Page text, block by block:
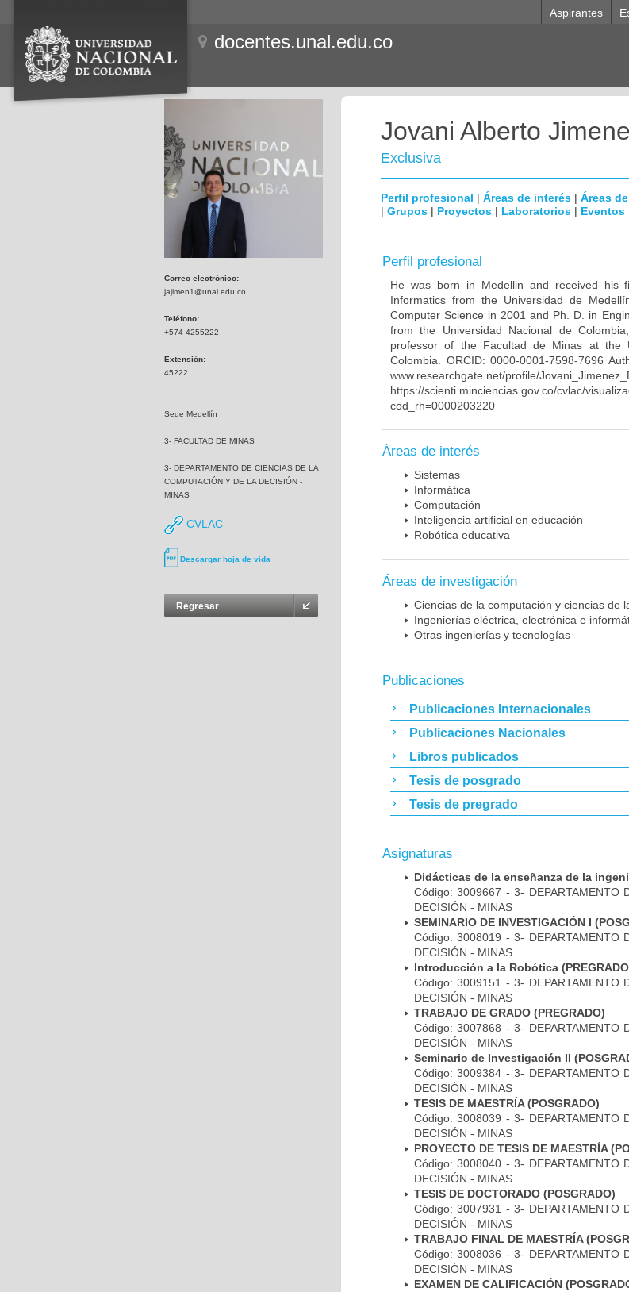
Aspirantes
docentes.unal.edu.co
Correo electrónico:
jajimen1@unal.edu.co
Teléfono:
+574 4255222
Extensión:
45222
Sede Medellín
3- FACULTAD DE MINAS
3- DEPARTAMENTO DE CIENCIAS DE LA
COMPUTACIÓN Y DE LA DECISIÓN -
MINAS
CVLAC
Descargar hoja de vida
Regresar
Jovani Alberto
Exclusiva
Perfil profesional | Áreas de interés | Áreas
| Grupos | Proyectos | Laboratorios | Eventos
Perfil profesional
He was born in Medellin and received his
Informatics from the Universidad de
Computer Science in 2001 and Ph. D. in
from the Universidad Nacional de
professor of the Facultad de Minas at the
Colombia. ORCID: 0000-0001-7598-7696
www.researchgate.net/profile/
https://scienti.minciencias.gov.co/cvlac/
cod_rh=0000203220
Áreas de interés
Sistemas
Informática
Computación
Inteligencia artificial en educación
Robótica educativa
Áreas de investigación
Ciencias de la computación y ciencias de
Ingenierías eléctrica, electrónica e
Otras ingenierías y tecnologías
Publicaciones
Publicaciones Internacionales
Publicaciones Nacionales
Libros publicados
Tesis de posgrado
Tesis de pregrado
Asignaturas
Didácticas de la enseñanza de la
Código: 3009667 - 3- DEPARTAMENTO
DECISIÓN - MINAS
SEMINARIO DE INVESTIGACIÓN I
Código: 3008019 - 3- DEPARTAMENTO
DECISIÓN - MINAS
Introducción a la Robótica
Código: 3009151 - 3- DEPARTAMENTO
DECISIÓN - MINAS
TRABAJO DE GRADO (PREGRADO)
Código: 3007868 - 3- DEPARTAMENTO
DECISIÓN - MINAS
Seminario de Investigación II
Código: 3009384 - 3- DEPARTAMENTO
DECISIÓN - MINAS
TESIS DE MAESTRÍA (POSGRADO)
Código: 3008039 - 3- DEPARTAMENTO
DECISIÓN - MINAS
PROYECTO DE TESIS DE MAESTRÍA
Código: 3008040 - 3- DEPARTAMENTO
DECISIÓN - MINAS
TESIS DE DOCTORADO (POSGRADO)
Código: 3007931 - 3- DEPARTAMENTO
DECISIÓN - MINAS
TRABAJO FINAL DE MAESTRÍA
Código: 3008036 - 3- DEPARTAMENTO
DECISIÓN - MINAS
EXAMEN DE CALIFICACIÓN